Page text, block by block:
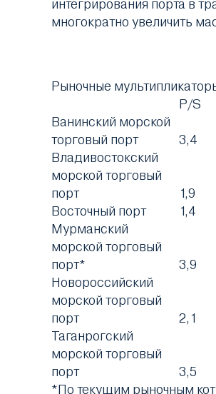
интегрирования порта в
многократно увеличить
Рыночные
P/S
Ванинский морской
торговый порт
3,4
Владивостокский
морской торговый
порт
1,9
Восточный порт
1,4
Мурманский
морской торговый
порт*
3,9
Новороссийский
морской торговый
порт
2,1
Таганрогский
морской торговый
порт
3,5
*По текущим рыночным